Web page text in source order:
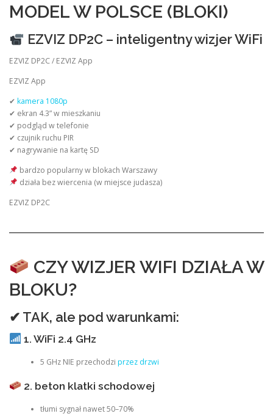
MODEL W POLSCE (BLOKI)
EZVIZ DP2C – inteligentny wizjer WiFi
EZVIZ DP2C / EZVIZ App
EZVIZ App
✔ kamera 1080p
✔ ekran 4.3” w mieszkaniu
✔ podgląd w telefonie
✔ czujnik ruchu PIR
✔ nagrywanie na kartę SD
bardzo popularny w blokach Warszawy
działa bez wiercenia (w miejsce judasza)
EZVIZ DP2C
CZY WIZJER WIFI DZIAŁA W
BLOKU?
✔ TAK, ale pod warunkami:
1. WiFi 2.4 GHz
5 GHz NIE przechodzi przez drzwi
2. beton klatki schodowej
tłumi sygnał nawet 50–70%